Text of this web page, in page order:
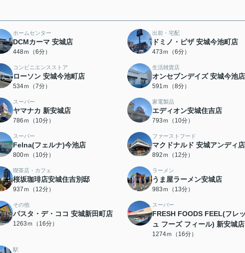
ホームセンター
DCMカーマ 安城店
448ｍ（6分）
出前・宅配
ドミノ・ピザ 安城今池町店
473ｍ（6分）
コンビニエンスストア
ローソン 安城今池町店
534ｍ（7分）
生活雑貨店
オンセブンデイズ 安城今池店
591ｍ（8分）
スーパー
ヤマナカ 新安城店
786ｍ（10分）
家電製品
エディオン安城住吉店
793ｍ（10分）
スーパー
Felna(フェルナ)今池店
800ｍ（10分）
ファーストフード
マクドナルド 安城アンディ店
892ｍ（12分）
喫茶店・カフェ
桜坂珈琲店安城住吉別邸
937ｍ（12分）
ラーメン
うま屋ラーメン安城店
983ｍ（13分）
その他
パスタ・デ・ココ 安城新田町店
1263ｍ（16分）
スーパー
FRESH FOODS FEEL(フレ
ュ フーズ フィール) 新安城店
1274ｍ（16分）
駅